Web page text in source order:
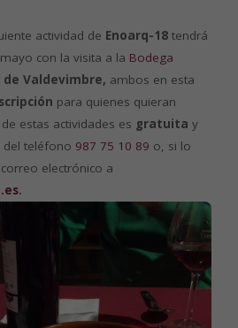
actividad de Enoarq-18 tendrá
con la visita a la Bodega
de Valdevimbre, ambos en esta
para quienes quieran
estas actividades es gratuita y
del teléfono 987 75 10 89 o, si lo
electrónico a
.